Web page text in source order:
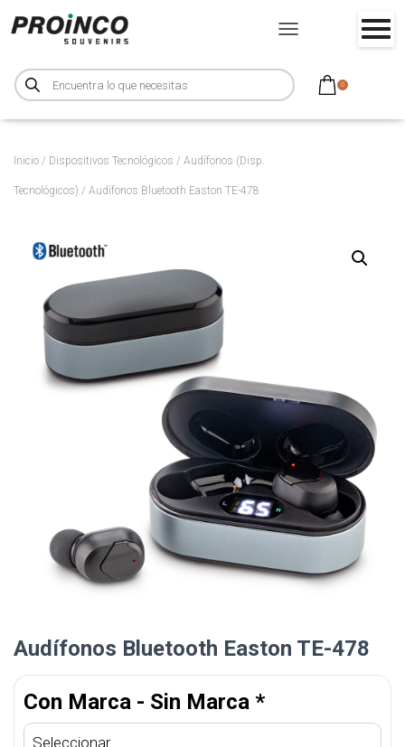
B
ú
s
u
d
r
0
CAMBIAR MODO DE
Inicio / Dispositivos Tecnológicos / Audífonos (Disp.
Tecnológicos) / Audífonos Bluetooth Easton TE-478
Audífonos Bluetooth Easton TE-478
Con Marca - Sin Marca *